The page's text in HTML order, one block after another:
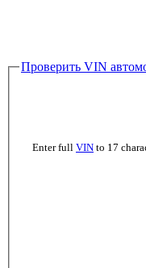
Проверить VIN
Enter full VIN to 17